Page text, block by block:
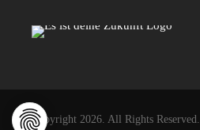
Copyright 2026. All Rights Reserved.